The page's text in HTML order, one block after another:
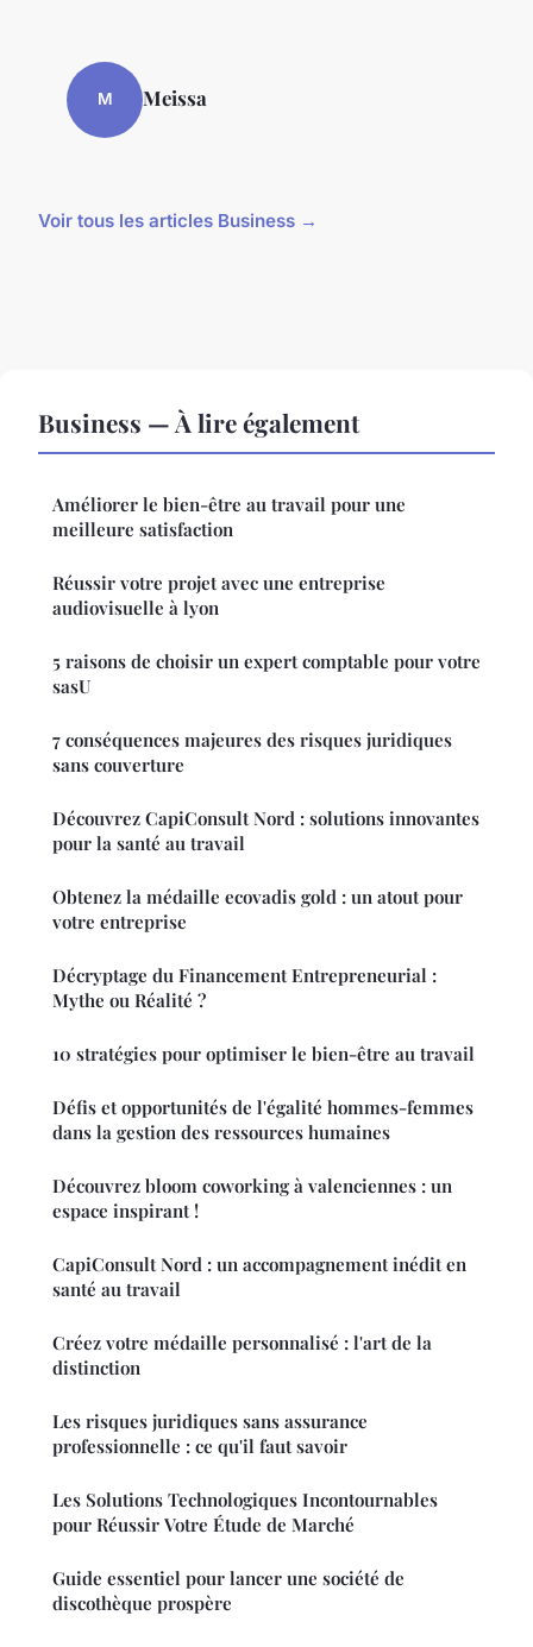
M Meissa
Voir tous les articles Business →
Business — À lire également
Améliorer le bien-être au travail pour une
meilleure satisfaction
Réussir votre projet avec une entreprise
audiovisuelle à lyon
5 raisons de choisir un expert comptable pour votre
sasU
7 conséquences majeures des risques juridiques
sans couverture
Découvrez CapiConsult Nord : solutions innovantes
pour la santé au travail
Obtenez la médaille ecovadis gold : un atout pour
votre entreprise
Décryptage du Financement Entrepreneurial :
Mythe ou Réalité ?
10 stratégies pour optimiser le bien-être au travail
Défis et opportunités de l'égalité hommes-femmes
dans la gestion des ressources humaines
Découvrez bloom coworking à valenciennes : un
espace inspirant !
CapiConsult Nord : un accompagnement inédit en
santé au travail
Créez votre médaille personnalisé : l'art de la
distinction
Les risques juridiques sans assurance
professionnelle : ce qu'il faut savoir
Les Solutions Technologiques Incontournables
pour Réussir Votre Étude de Marché
Guide essentiel pour lancer une société de
discothèque prospère